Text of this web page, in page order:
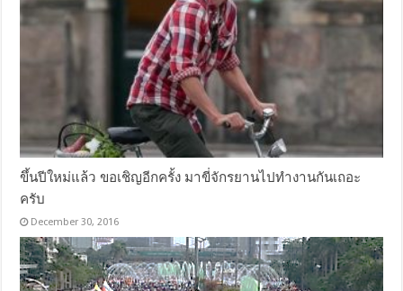
ขึ้นปีใหม่แล้ว ขอเชิญอีกครั้ง มาขี่จักรยานไปทำงานกันเถอะ
ครับ
December 30, 2016